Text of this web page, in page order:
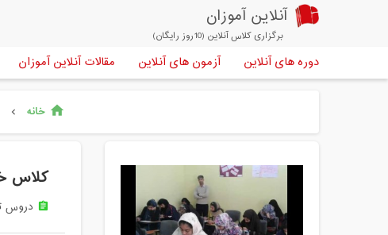
آنلاین آموزان
برگزاری کلاس آنلاین (10روز رایگان)
دوره های آنلاین آزمون های آنلاین مقالات آنلاین آموزان
home خانه chevron_left
کلاس
assignment دروس